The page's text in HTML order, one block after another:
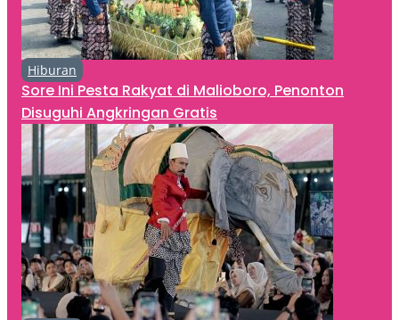
Hiburan
Sore Ini Pesta Rakyat di Malioboro, Penonton
Disuguhi Angkringan Gratis